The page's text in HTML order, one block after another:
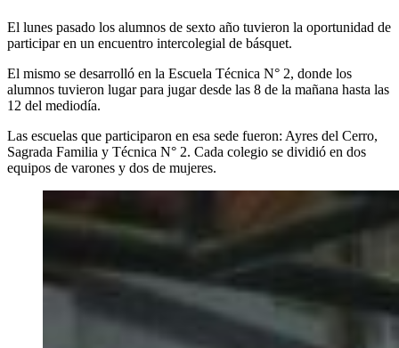
El lunes pasado los alumnos de sexto año tuvieron la oportunidad de
participar en un encuentro intercolegial de básquet.
El mismo se desarrolló en la Escuela Técnica N° 2, donde los
alumnos tuvieron lugar para jugar desde las 8 de la mañana hasta las
12 del mediodía.
Las escuelas que participaron en esa sede fueron: Ayres del Cerro,
Sagrada Familia y Técnica N° 2. Cada colegio se dividió en dos
equipos de varones y dos de mujeres.